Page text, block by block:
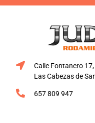
Calle Fontanero
Las Cabezas de
657 809 947